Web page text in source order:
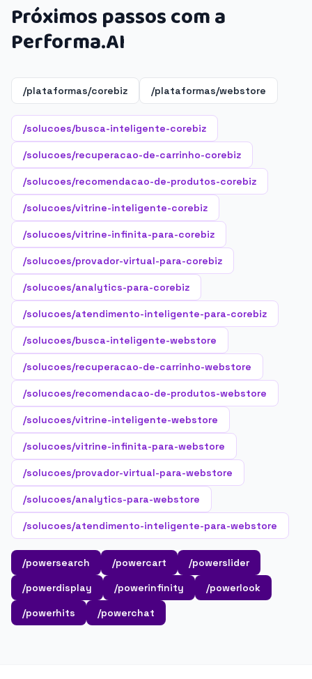
Próximos passos com a
Performa.AI
/plataformas/corebiz /plataformas/webstore
/solucoes/busca-inteligente-corebiz
/solucoes/recuperacao-de-carrinho-corebiz
/solucoes/recomendacao-de-produtos-corebiz
/solucoes/vitrine-inteligente-corebiz
/solucoes/vitrine-infinita-para-corebiz
/solucoes/provador-virtual-para-corebiz
/solucoes/analytics-para-corebiz
/solucoes/atendimento-inteligente-para-corebiz
/solucoes/busca-inteligente-webstore
/solucoes/recuperacao-de-carrinho-webstore
/solucoes/recomendacao-de-produtos-webstore
/solucoes/vitrine-inteligente-webstore
/solucoes/vitrine-infinita-para-webstore
/solucoes/provador-virtual-para-webstore
/solucoes/analytics-para-webstore
/solucoes/atendimento-inteligente-para-webstore
/powersearch /powercart
/powerslider
/powerdisplay
/powerinfinity
/powerlook
/powerhits
/powerchat